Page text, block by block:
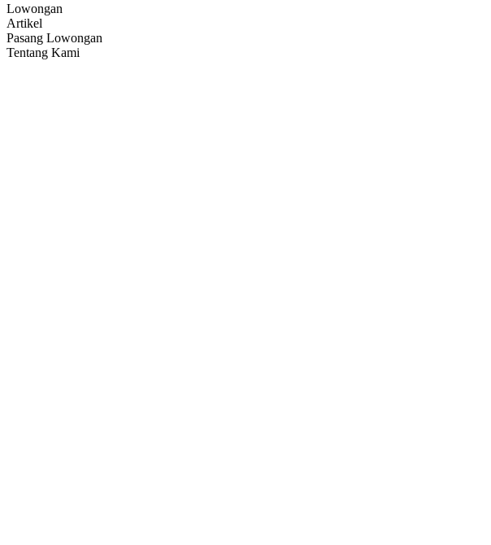
Lowongan
Artikel
Pasang Lowongan
Tentang Kami